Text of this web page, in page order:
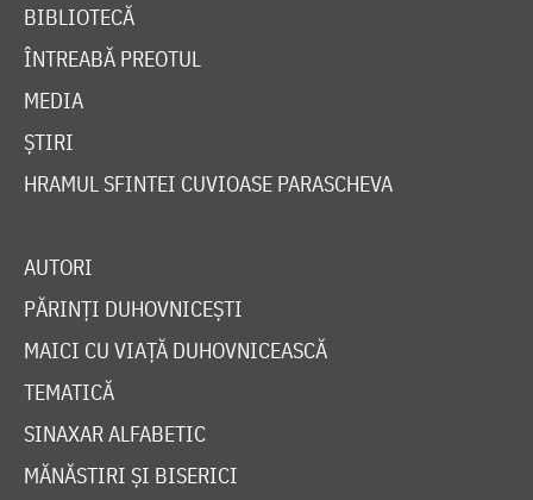
BIBLIOTECĂ
ÎNTREABĂ PREOTUL
MEDIA
ȘTIRI
HRAMUL SFINTEI CUVIOASE PARASCHEVA
AUTORI
PĂRINȚI DUHOVNICEȘTI
MAICI CU VIAȚĂ DUHOVNICEASCĂ
TEMATICĂ
SINAXAR ALFABETIC
MĂNĂSTIRI ȘI BISERICI